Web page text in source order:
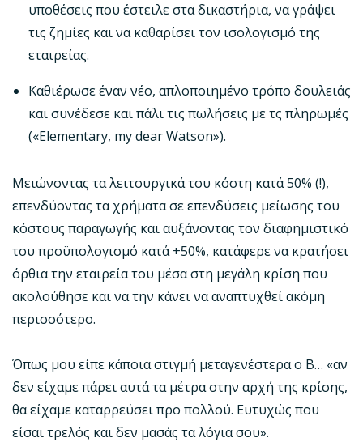
υποθέσεις που έστειλε στα δικαστήρια, να γράψει
τις ζημίες και να καθαρίσει τον ισολογισμό της
εταιρείας.
Καθιέρωσε έναν νέο, απλοποιημένο τρόπο δουλειάς
και συνέδεσε και πάλι τις πωλήσεις με τς πληρωμές
(«Elementary, my dear Watson»).
Μειώνοντας τα λειτουργικά του κόστη κατά 50% (!),
επενδύοντας τα χρήματα σε επενδύσεις μείωσης του
κόστους παραγωγής και αυξάνοντας τον διαφημιστικό
του προϋπολογισμό κατά +50%, κατάφερε να κρατήσει
όρθια την εταιρεία του μέσα στη μεγάλη κρίση που
ακολούθησε και να την κάνει να αναπτυχθεί ακόμη
περισσότερο.
Όπως μου είπε κάποια στιγμή μεταγενέστερα ο Β… «αν
δεν είχαμε πάρει αυτά τα μέτρα στην αρχή της κρίσης,
θα είχαμε καταρρεύσει προ πολλού. Ευτυχώς που
είσαι τρελός και δεν μασάς τα λόγια σου».